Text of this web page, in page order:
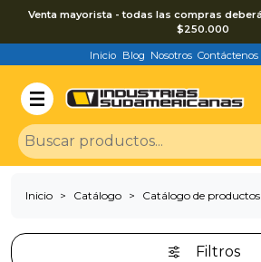
Venta mayorista - todas las compras
$250.000
Inicio Blog Nosotros Contáctenos
Inicio Catálogo Catálogo de productos
Filtros